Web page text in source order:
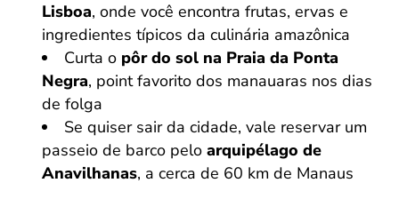
Lisboa, onde você encontra frutas, ervas e
ingredientes típicos da culinária amazônica
Curta o pôr do sol na Praia da Ponta
Negra, point favorito dos manauaras nos dias
de folga
Se quiser sair da cidade, vale reservar um
passeio de barco pelo arquipélago de
Anavilhanas, a cerca de 60 km de Manaus